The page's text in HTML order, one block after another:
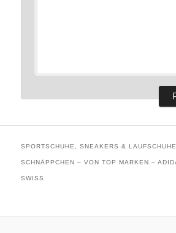
SPORTSCHUHE, SNEAKERS &
SCHNÄPPCHEN – VON TOP MARKEN –
SWISS